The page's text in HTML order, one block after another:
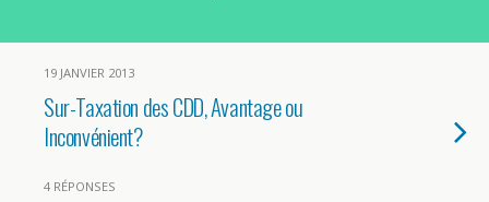
19 JANVIER 2013
Sur-Taxation des CDD, Avantage ou
Inconvénient?
4 RÉPONSES